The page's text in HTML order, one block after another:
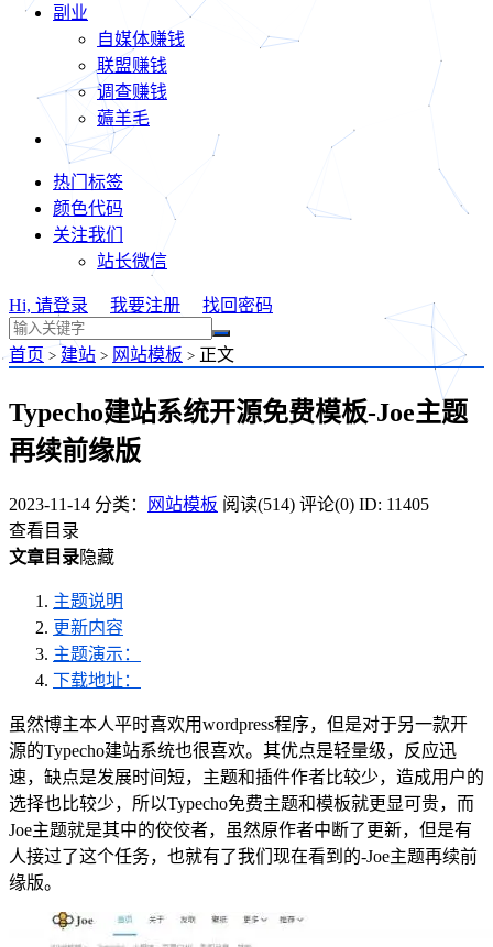
副业
自媒体赚钱
联盟赚钱
调查赚钱
薅羊毛
热门标签
颜色代码
关注我们
站长微信
Hi, 请登录 我要注册 找回密码
首页 > 建站 > 网站模板 > 正文
Typecho建站系统开源免费模板-Joe主题
再续前缘版
2023-11-14 分类： 网站模板 阅读(514) 评论(0) ID: 11405
查看目录
文章目录隐藏
主题说明
更新内容
主题演示：
下载地址：
虽然博主本人平时喜欢用wordpress程序，但是对于另一款开
源的Typecho建站系统也很喜欢。其优点是轻量级，反应迅
速，缺点是发展时间短，主题和插件作者比较少，造成用户的
选择也比较少，所以Typecho免费主题和模板就更显可贵，而
Joe主题就是其中的佼佼者，虽然原作者中断了更新，但是有
人接过了这个任务，也就有了我们现在看到的-Joe主题再续前
缘版。